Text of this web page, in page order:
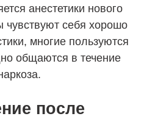
анестетики нового
чувствуют себя хорошо
многие пользуются
общаются в течение
после